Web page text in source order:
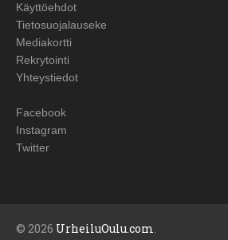
Käyttöehdot
Tietosuojalauseke
Mediakortti
Rekrytointi
Yhteystiedot
Facebook
Instagram
Twitter
© 2026 UrheiluOulu.com.